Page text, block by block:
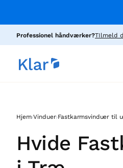
Professionel håndværker?TIlmeld
Hjem›Vinduer›Fastkarmsvinduer til
Hvide